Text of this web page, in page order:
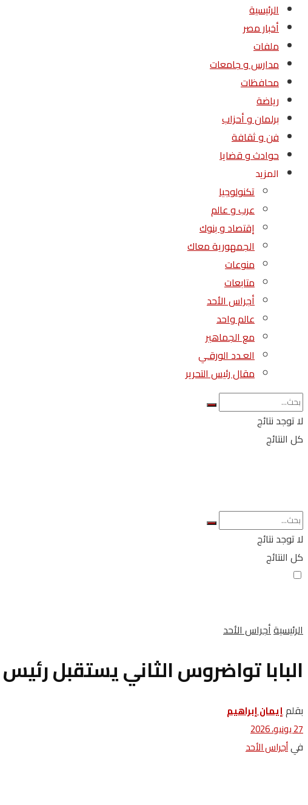
الرئيسية
أخبار مصر
ملفات
مدارس و جامعات
محافظات
رياضة
برلمان و أحزاب
فن و ثقافة
حوادث و قضايا
المزيد
تكنولوجيا
عرب و عالم
إقتصاد و بنوك
الجمهورية معاك
منوعات
متابعات
أجراس الأحد
عالم واحد
مع الجماهير
العـدد الورقـي
مقال رئيس التحرير
لا توجد نتائج
كل النتائج
لا توجد نتائج
كل النتائج
الرئيسيةأجراس الأحد
البابا تواضروس الثاني يستقبل رئيس
بقلمإيمان إبراهيم
27 يونيو، 2026
فيأجراس الأحد